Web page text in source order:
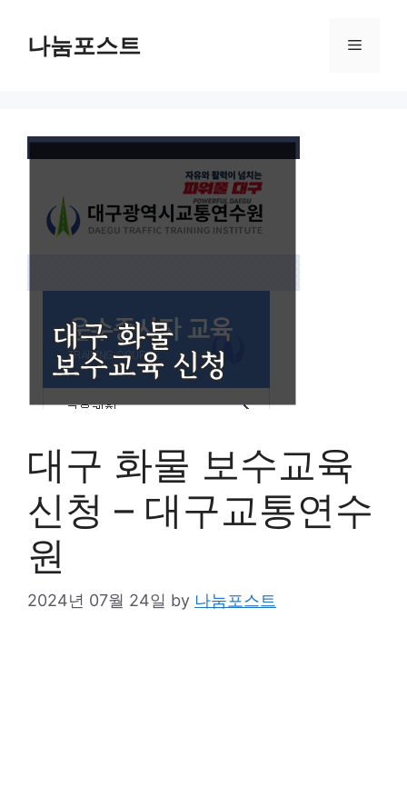
나눔포스트 Menu
대구 화물 보수교육
신청 – 대구교통연수
원
2024년 07월 24일 by 나눔포스트